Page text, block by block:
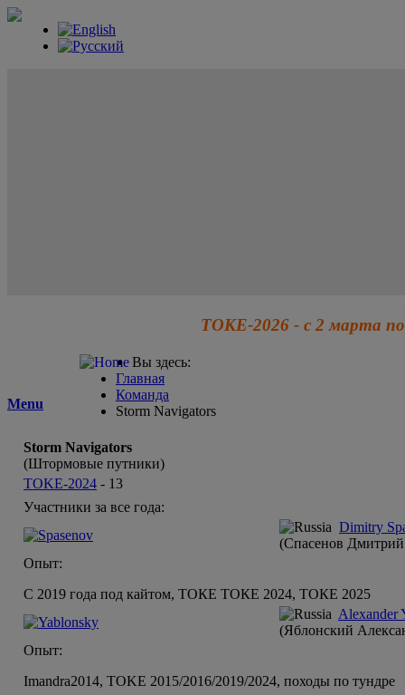
ТОКЕ-2026 - с 2 марта по
Menu
Вы здесь:
Главная
Команда
Storm Navigators
Storm Navigators
(Штормовые путники)
TOKE-2024 - 13
Участники за все года:
Dimitry
(Спасенов
Опыт:
С 2019 года под кайтом, ТОКЕ ТОКЕ 2024, ТОКЕ 2025
Alexander
(Яблонский
Опыт:
Imandra2014, TOKE 2015/2016/2019/2024, походы по тундре